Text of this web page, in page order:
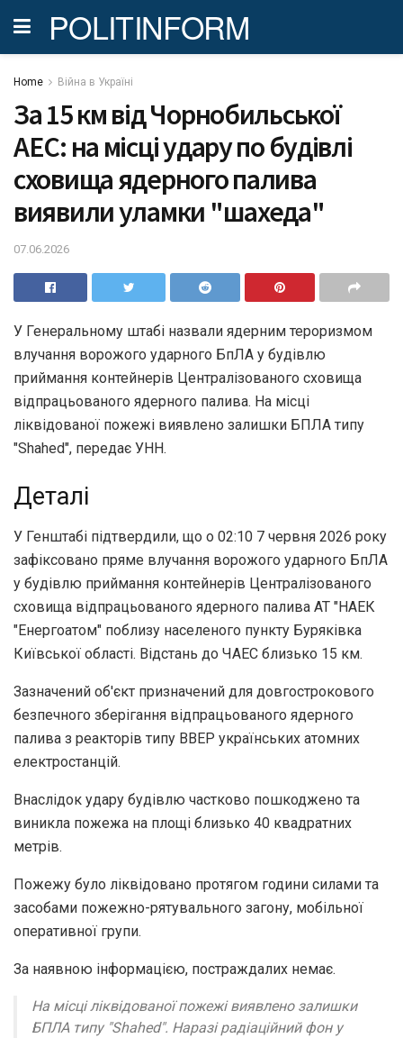
POLITINFORM
Home Війна в Україні
За 15 км від Чорнобильської
АЕС: на місці удару по будівлі
сховища ядерного палива
виявили уламки "шахеда"
07.06.2026
У Генеральному штабі назвали ядерним тероризмом
влучання ворожого ударного БпЛА у будівлю
приймання контейнерів Централізованого сховища
відпрацьованого ядерного палива. На місці
ліквідованої пожежі виявлено залишки БПЛА типу
"Shahed", передає УНН.
Деталі
У Генштабі підтвердили, що о 02:10 7 червня 2026 року
зафіксовано пряме влучання ворожого ударного БпЛА
у будівлю приймання контейнерів Централізованого
сховища відпрацьованого ядерного палива АТ "НАЕК
"Енергоатом" поблизу населеного пункту Буряківка
Київської області. Відстань до ЧАЕС близько 15 км.
Зазначений об'єкт призначений для довгострокового
безпечного зберігання відпрацьованого ядерного
палива з реакторів типу ВВЕР українських атомних
електростанцій.
Внаслідок удару будівлю частково пошкоджено та
виникла пожежа на площі близько 40 квадратних
метрів.
Пожежу було ліквідовано протягом години силами та
засобами пожежно-рятувального загону, мобільної
оперативної групи.
За наявною інформацією, постраждалих немає.
На місці ліквідованої пожежі виявлено залишки
БПЛА типу "Shahed". Наразі радіаційний фон у